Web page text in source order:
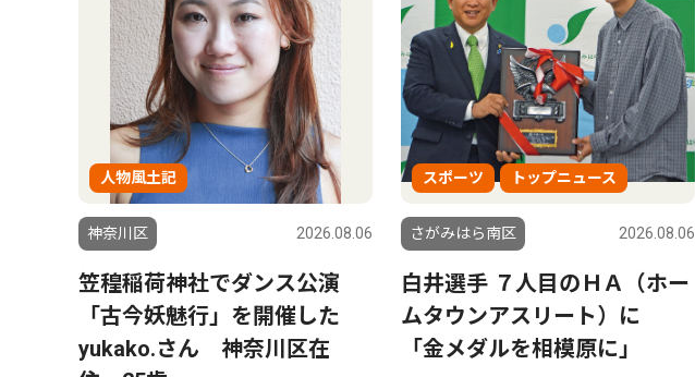
人物風土記
神奈川区 2026.08.06
笠䅣稲荷神社でダンス公演
「古今妖魅行」を開催した
yukako.さん 神奈川区在
スポーツ トップニュース
さがみはら南区 2026.08.06
白井選手 ７人目のＨＡ（ホー
ムタウンアスリート）に
「金メダルを相模原に」